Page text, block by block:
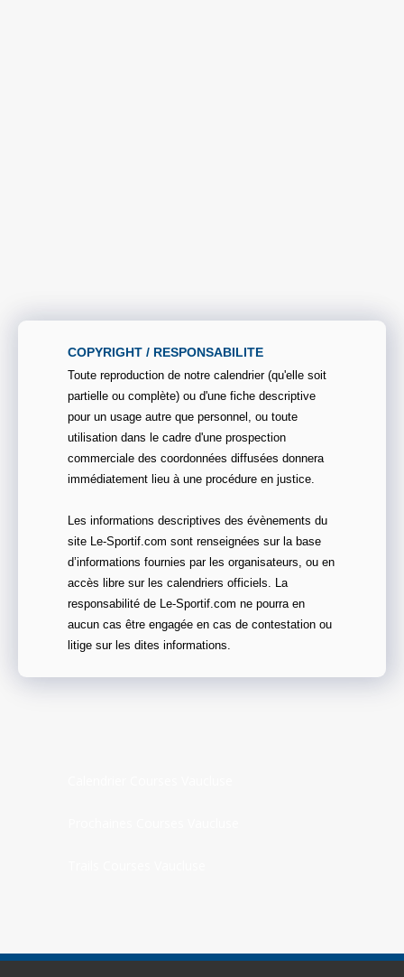
COPYRIGHT / RESPONSABILITE
Toute reproduction de notre calendrier (qu'elle soit
partielle ou complète) ou d'une fiche descriptive
pour un usage autre que personnel, ou toute
utilisation dans le cadre d'une prospection
commerciale des coordonnées diffusées donnera
immédiatement lieu à une procédure en justice.
Les informations descriptives des évènements du
site Le-Sportif.com sont renseignées sur la base
d’informations fournies par les organisateurs, ou en
accès libre sur les calendriers officiels. La
responsabilité de Le-Sportif.com ne pourra en
aucun cas être engagée en cas de contestation ou
litige sur les dites informations.